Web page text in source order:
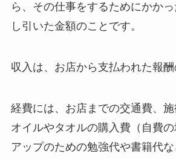
ら、その仕事をするためにかかっ
し引いた金額のことです。
収入は、お店から支払われた報酬
経費には、お店までの交通費、
オイルやタオルの購入費（自費
アップのための勉強代や書籍代